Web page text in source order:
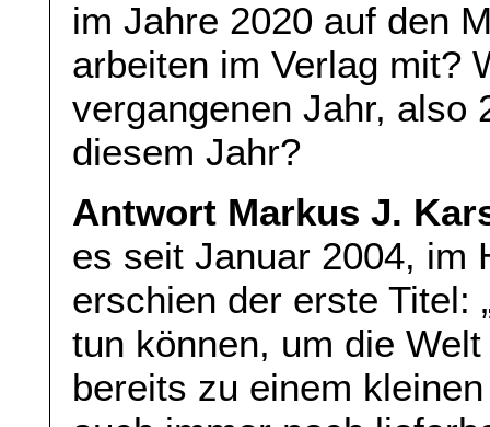
im Jahre 2020 auf den
arbeiten im Verlag mit?
vergangenen Jahr, also
diesem Jahr?
Antwort Markus J.
es seit Januar 2004, im
erschien der erste Titel:
tun können, um die
bereits zu einem